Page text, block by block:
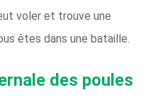
voler et trouve une
êtes dans une bataille.
des poules